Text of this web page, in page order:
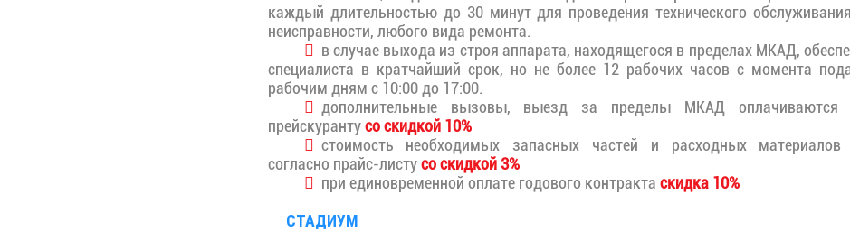
каждый длительностью до 30 минут для проведения технического
неисправности, любого вида ремонта.
в случае выхода из строя аппарата, находящегося в пределах МКАД,
специалиста в кратчайший срок, но не более 12 рабочих часов с момента
рабочим дням с 10:00 до 17:00.
дополнительные вызовы, выезд за пределы МКАД оплачиваются
прейскурантусо скидкой 10%
стоимость необходимых запасных частей и расходных материалов
согласно прайс-листусо скидкой 3%
при единовременной оплате годового контракта скидка 10%
СТАДИУМ